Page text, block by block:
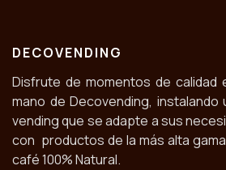
DECOVENDING
Disfrute de momentos de calidad
mano de Decovending, instalando
vending que se adapte a sus
con productos de la más alta
café 100% Natural.